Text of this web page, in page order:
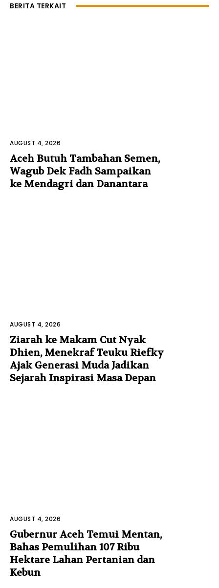
BERITA TERKAIT
AUGUST 4, 2026
Aceh Butuh Tambahan Semen,
Wagub Dek Fadh Sampaikan
ke Mendagri dan Danantara
AUGUST 4, 2026
Ziarah ke Makam Cut Nyak
Dhien, Menekraf Teuku Riefky
Ajak Generasi Muda Jadikan
Sejarah Inspirasi Masa Depan
AUGUST 4, 2026
Gubernur Aceh Temui Mentan,
Bahas Pemulihan 107 Ribu
Hektare Lahan Pertanian dan
Kebun